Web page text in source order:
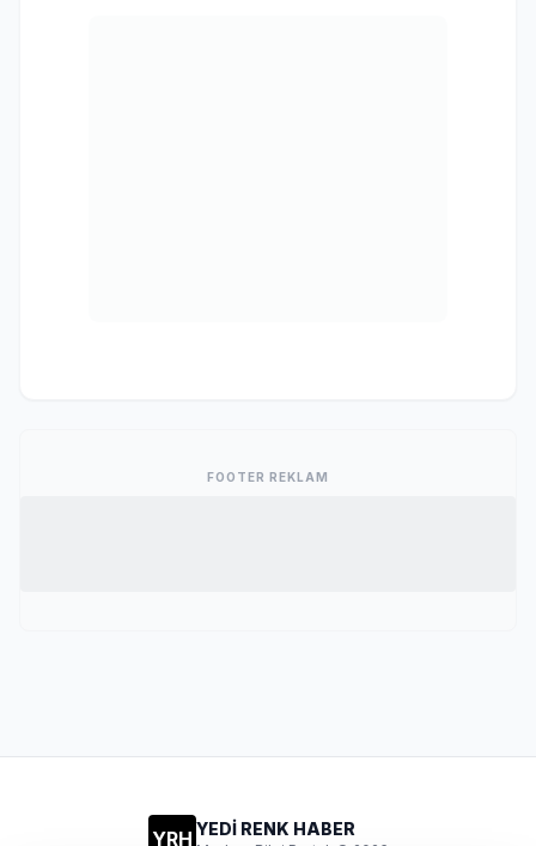
FOOTER REKLAM
YRH YEDİ RENK HABER